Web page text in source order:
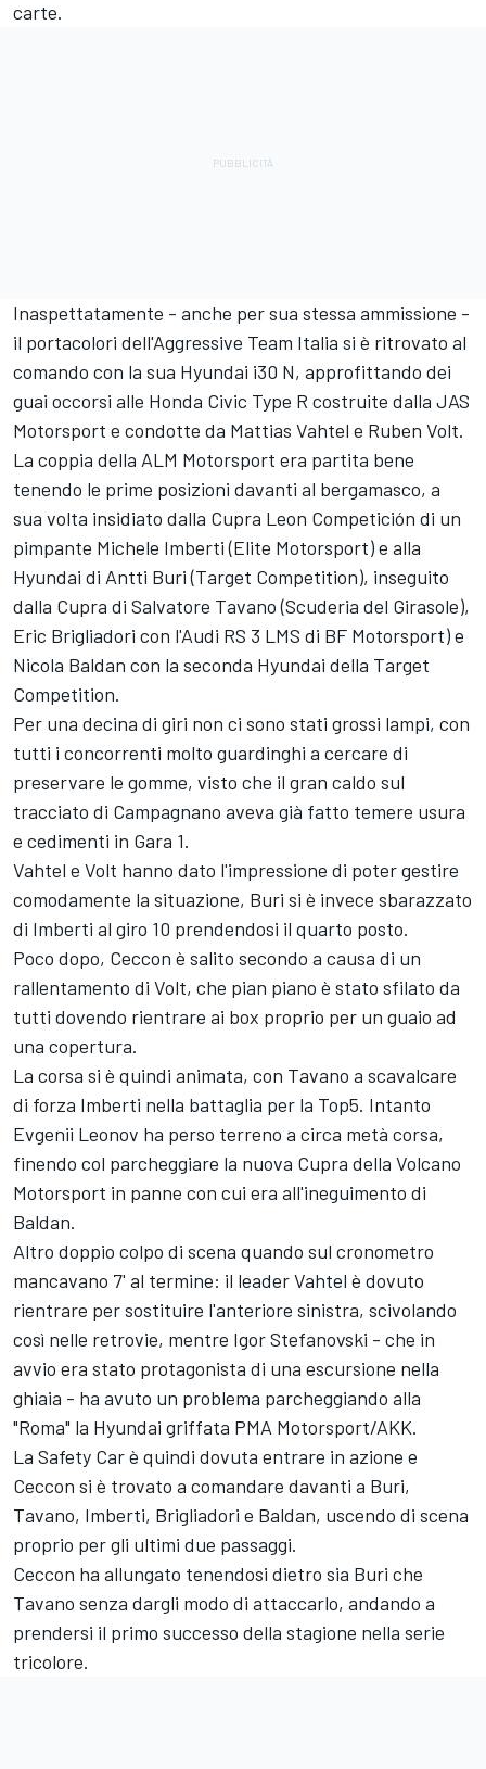
carte.
Inaspettatamente - anche per sua stessa ammissione -
il portacolori dell'Aggressive Team Italia si è ritrovato al
comando con la sua Hyundai i30 N, approfittando dei
guai occorsi alle Honda Civic Type R costruite dalla JAS
Motorsport e condotte da Mattias Vahtel e Ruben Volt.
La coppia della ALM Motorsport era partita bene
tenendo le prime posizioni davanti al bergamasco, a
sua volta insidiato dalla Cupra Leon Competición di un
pimpante Michele Imberti (Elite Motorsport) e alla
Hyundai di Antti Buri (Target Competition), inseguito
dalla Cupra di Salvatore Tavano (Scuderia del Girasole),
Eric Brigliadori con l'Audi RS 3 LMS di BF Motorsport) e
Nicola Baldan con la seconda Hyundai della Target
Competition.
Per una decina di giri non ci sono stati grossi lampi, con
tutti i concorrenti molto guardinghi a cercare di
preservare le gomme, visto che il gran caldo sul
tracciato di Campagnano aveva già fatto temere usura
e cedimenti in Gara 1.
Vahtel e Volt hanno dato l'impressione di poter gestire
comodamente la situazione, Buri si è invece sbarazzato
di Imberti al giro 10 prendendosi il quarto posto.
Poco dopo, Ceccon è salito secondo a causa di un
rallentamento di Volt, che pian piano è stato sfilato da
tutti dovendo rientrare ai box proprio per un guaio ad
una copertura.
La corsa si è quindi animata, con Tavano a scavalcare
di forza Imberti nella battaglia per la Top5. Intanto
Evgenii Leonov ha perso terreno a circa metà corsa,
finendo col parcheggiare la nuova Cupra della Volcano
Motorsport in panne con cui era all'ineguimento di
Baldan.
Altro doppio colpo di scena quando sul cronometro
mancavano 7' al termine: il leader Vahtel è dovuto
rientrare per sostituire l'anteriore sinistra, scivolando
così nelle retrovie, mentre Igor Stefanovski - che in
avvio era stato protagonista di una escursione nella
ghiaia - ha avuto un problema parcheggiando alla
"Roma" la Hyundai griffata PMA Motorsport/AKK.
La Safety Car è quindi dovuta entrare in azione e
Ceccon si è trovato a comandare davanti a Buri,
Tavano, Imberti, Brigliadori e Baldan, uscendo di scena
proprio per gli ultimi due passaggi.
Ceccon ha allungato tenendosi dietro sia Buri che
Tavano senza dargli modo di attaccarlo, andando a
prendersi il primo successo della stagione nella serie
tricolore.